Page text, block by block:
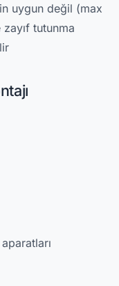
uygun değil (max
tutunma